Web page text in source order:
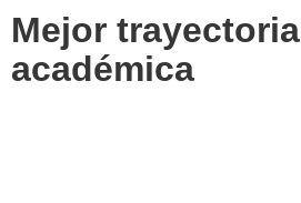
Mejor trayectoria
académica